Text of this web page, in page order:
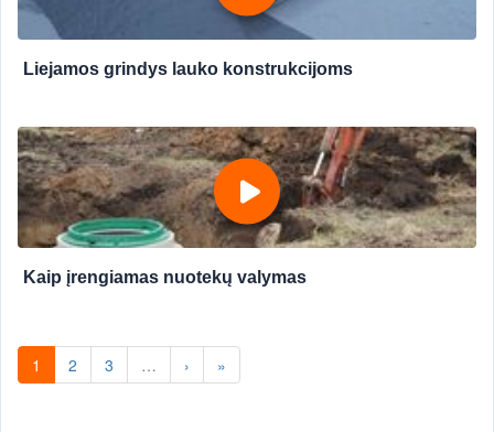
Liejamos grindys lauko konstrukcijoms
Kaip įrengiamas nuotekų valymas
1 2 3 … › »